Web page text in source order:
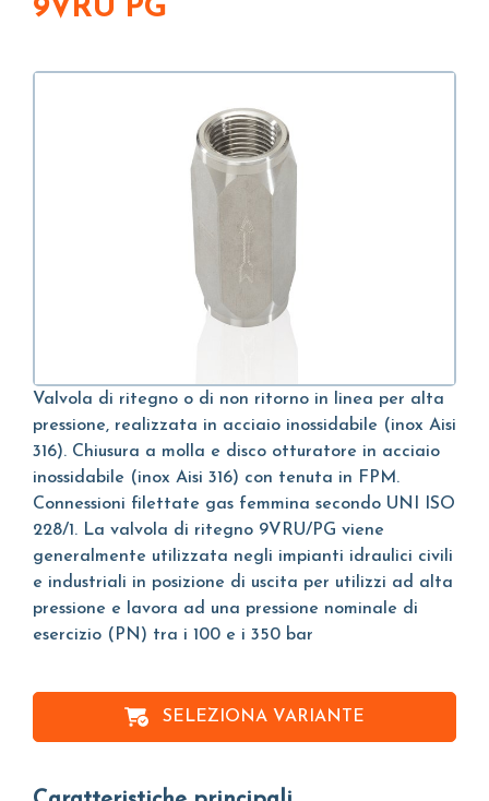
9VRU PG
Valvola di ritegno o di non ritorno in linea per alta
pressione, realizzata in acciaio inossidabile (inox Aisi
316). Chiusura a molla e disco otturatore in acciaio
inossidabile (inox Aisi 316) con tenuta in FPM.
Connessioni filettate gas femmina secondo UNI ISO
228/1. La valvola di ritegno 9VRU/PG viene
generalmente utilizzata negli impianti idraulici civili
e industriali in posizione di uscita per utilizzi ad alta
pressione e lavora ad una pressione nominale di
esercizio (PN) tra i 100 e i 350 bar
SELEZIONA VARIANTE